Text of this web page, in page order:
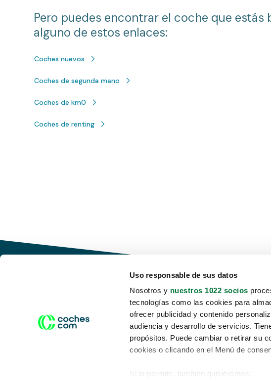
Uso responsable de sus datos
Nosotros y nuestros 1022 socios
tecnologías como las cookies para
ofrecer publicidad y contenido
audiencia y desarrollo de servicios.
propósitos. Puede cambiar o retirar su
cookies o clicando en el Menú de
Si lo permite, también quisiéramos:
Pero puedes encontrar el coche que estás
alguno de estos enlaces:
Coches nuevos
Coches de segunda mano
Coches de km0
Coches de renting
Conduce tu futuro,
desata tu movilidad